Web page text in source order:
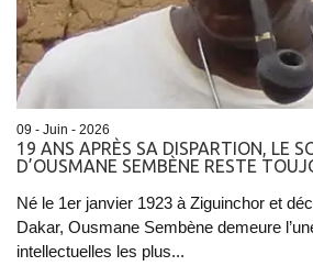
09 - Juin - 2026
19 ANS APRÈS SA DISPARTION, LE
D’OUSMANE SEMBÈNE RESTE
Né le 1er janvier 1923 à Ziguinchor et
Dakar, Ousmane Sembène demeure
intellectuelles les plus...